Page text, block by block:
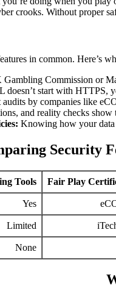
crooks. Without proper
in common. Here’s
Commission or
doesn’t start with HTTPS,
by companies like
and reality checks show
Knowing how your data
Security
Fair Play
Tools
Yes
Limited
None